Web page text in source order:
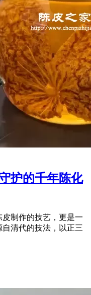
护的千年陈化
制作的技艺，更是一
清代的技法，以正三